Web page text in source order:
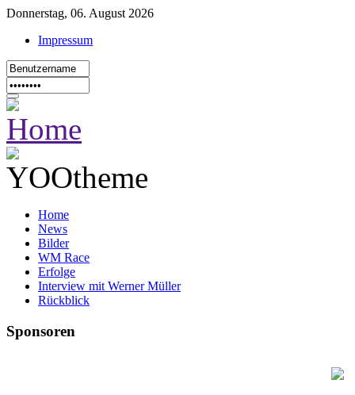
Donnerstag, 06. August 2026
Impressum
Home
News
Bilder
WM Race
Erfolge
Interview mit Werner Müller
Rückblick
Sponsoren